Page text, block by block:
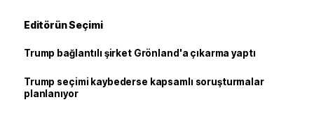
Editörün Seçimi
Trump bağlantılı şirket Grönland'a çıkarma yaptı
Trump seçimi kaybederse kapsamlı soruşturmalar
planlanıyor